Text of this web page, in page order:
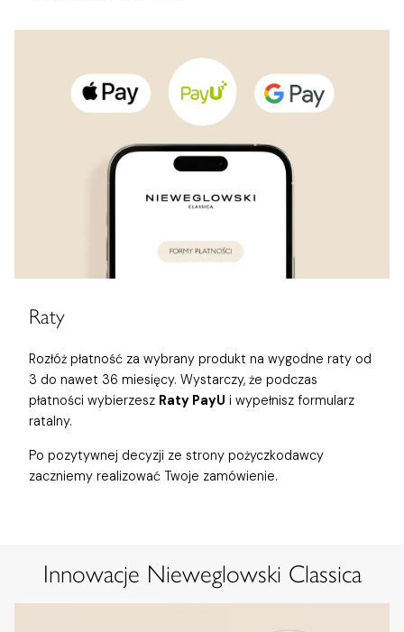
Raty
Rozłóż płatność za wybrany produkt na wygodne raty od
3 do nawet 36 miesięcy. Wystarczy, że podczas
płatności wybierzesz Raty PayU i wypełnisz formularz
ratalny.
Po pozytywnej decyzji ze strony pożyczkodawcy
zaczniemy realizować Twoje zamówienie.
Innowacje Nieweglowski Classica